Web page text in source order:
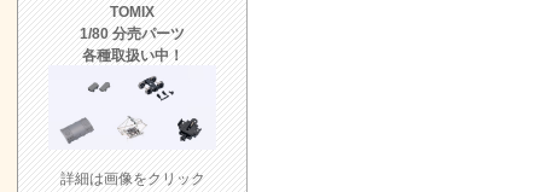
TOMIX
1/80 分売パーツ
各種取扱い中！
詳細は画像をクリック